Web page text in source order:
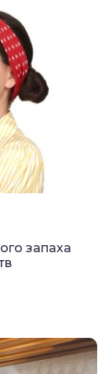
запаха